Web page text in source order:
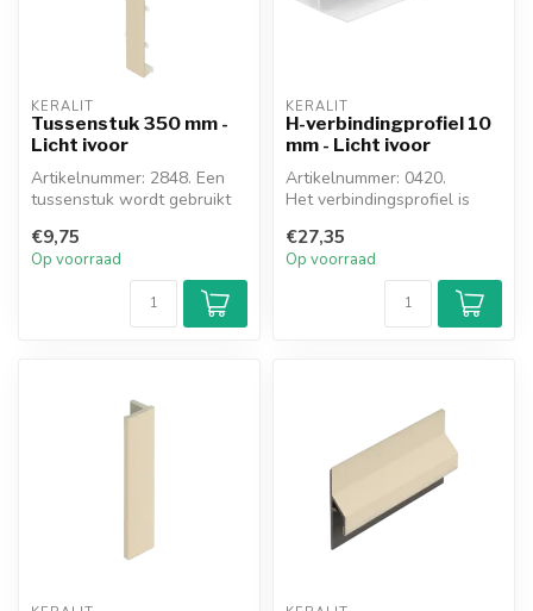
KERALIT
Tussenstuk 350 mm -
Licht ivoor
Artikelnummer: 2848. Een
tussenstuk wordt gebruikt
verle...
€9,75
Op voorraad
KERALIT
H-verbindingprofiel 10
mm - Licht ivoor
Artikelnummer: 0420.
Het verbindingsprofiel is
Het wor...
€27,35
Op voorraad